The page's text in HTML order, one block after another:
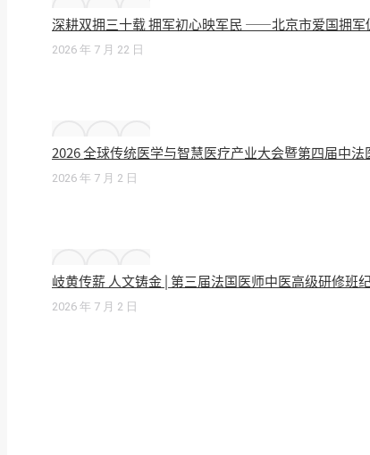
深耕双拥三十载 拥军初心映军民 ——北京市爱国拥军
2026 年 7 月 22 日
2026 全球传统医学与智慧医疗产业大会暨第四届中
2026 年 7 月 2 日
岐黄传薪 人文铸金 | 第三届法国医师中医高级研修班
2026 年 7 月 2 日